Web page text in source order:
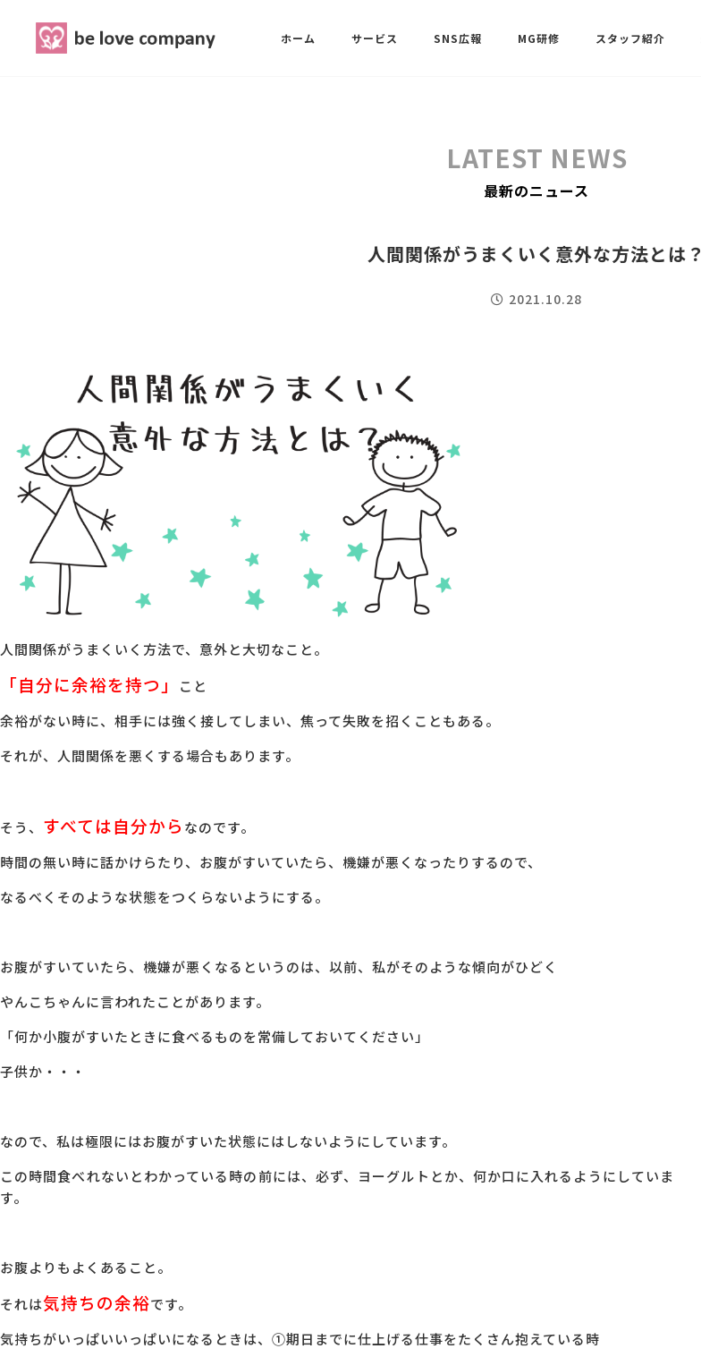
ホーム サービス
MG研修
SNS広報 MG研修 スタッフ紹介
最新ブログ
会社概要
アクセス
採用情報
LATEST NEWS
最新のニュース
人間関係がうまくいく意外な方法とは？
2021.10.28
人間関係がうまくいく方法で、意外と大切なこと。
「自分に余裕を持つ」
こと
余裕がない時に、相手には強く接してしまい、焦って失敗を招くこともある。
それが、人間関係を悪くする場合もあります。
そう、 すべては自分から なのです。
時間の無い時に話かけらたり、お腹がすいていたら、機嫌が悪くなったりするので、
なるべくそのような状態をつくらないようにする。
お腹がすいていたら、機嫌が悪くなるというのは、以前、私がそのような傾向がひどく
やんこちゃんに言われたことがあります。
「何か小腹がすいたときに食べるものを常備しておいてください」
子供か・・・
なので、私は極限にはお腹がすいた状態にはしないようにしています。
この時間食べれないとわかっている時の前には、必ず、ヨーグルトとか、何か口に入れるようにしていま
す。
お腹よりもよくあること。
それは気持ちの余裕です。
気持ちがいっぱいいっぱいになるときは、①期日までに仕上げる仕事をたくさん抱えている時